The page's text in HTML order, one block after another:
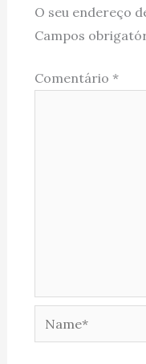
O seu endereço
Campos
Comentário *
Name*